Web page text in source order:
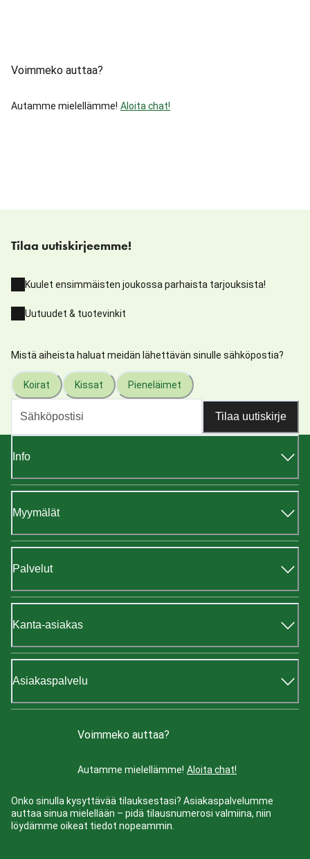
Voimmeko auttaa?
Autamme mielellämme! Aloita chat!
Tilaa uutiskirjeemme!
Kuulet ensimmäisten joukossa parhaista tarjouksista!
Uutuudet & tuotevinkit
Mistä aiheista haluat meidän lähettävän sinulle sähköpostia?
Koirat Kissat Pieneläimet
Tilaa uutiskirje
Info
Myymälät
Palvelut
Kanta-asiakas
Asiakaspalvelu
Voimmeko auttaa?
Autamme mielellämme! Aloita chat!
Onko sinulla kysyttävää tilauksestasi? Asiakaspalvelumme
auttaa sinua mielellään – pidä tilausnumerosi valmiina, niin
löydämme oikeat tiedot nopeammin.